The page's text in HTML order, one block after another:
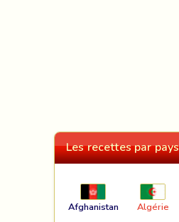
Les recettes par pays
Afghanistan Algérie